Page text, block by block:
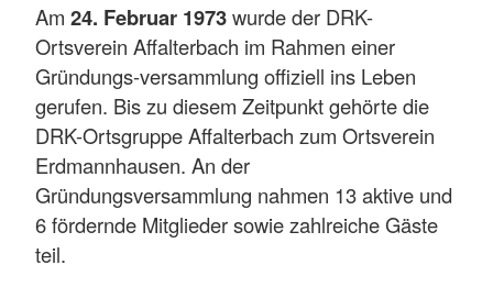
Am 24. Februar 1973wurde der DRK-
Ortsverein Affalterbach im Rahmen einer
Gründungs-versammlung offiziell ins Leben
gerufen. Bis zu diesem Zeitpunkt gehörte die
DRK-Ortsgruppe Affalterbach zum Ortsverein
Erdmannhausen. An der
Gründungsversammlung nahmen 13 aktive und
6 fördernde Mitglieder sowie zahlreiche Gäste
teil.